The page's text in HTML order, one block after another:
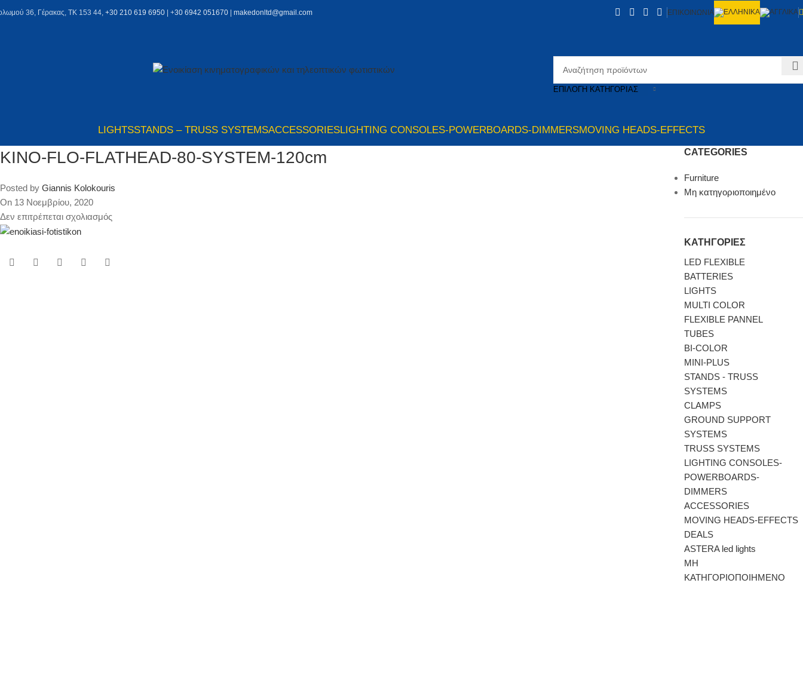
36, Γέρακας, ΤΚ 153 44, +30 210 619 6950 | +30 6942 051670 makedonltd@gmail.com ΕΠΙΚΟΙΝΩΝΙΑ
ΕΠΙΛΟΓΉ ΚΑΤΗΓΟΡΊΑΣ
LIGHTSSTANDS – TRUSS SYSTEMSACCESSORIESLIGHTING CONSOLES-POWERBOARDS-DIMMERSMOVING HEADS-EFFECTS
KINO-FLO-FLATHEAD-80-SYSTEM-120cm
Posted by Giannis Kolokouris
On 13 Νοεμβρίου, 2020
Δεν επιτρέπεται σχολιασμός
CATEGORIES
Furniture
Μη κατηγοριοποιημένο
ΚΑΤΗΓΟΡΙΕΣ
LED FLEXIBLE
BATTERIES
LIGHTS
MULTI COLOR
FLEXIBLE PANNEL
TUBES
BI-COLΟR
MINI-PLUS
STANDS - TRUSS
SYSTEMS
CLAMPS
GROUND SUPPORT
SYSTEMS
TRUSS SYSTEMS
LIGHTING CONSOLES-
POWERBOARDS-
DIMMERS
ACCESSORIES
MOVING HEADS-EFFECTS
DEALS
ASTERA led lights
ΜΗ
ΚΑΤΗΓΟΡΙΟΠΟΙΗΜΕΝΟ